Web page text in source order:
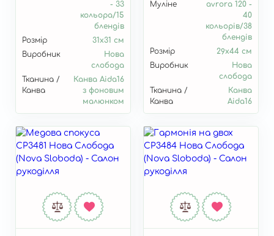
- 33
кольора/15
блендів
Розмір
31х31 см
Виробник
Нова
слобода
Тканина /
Канва
Канва Aida16
з фоновим
малюнком
Муліне
avrora 120 -
40
кольорів/38
блендів
Розмір
29х44 см
Виробник
Нова
слобода
Тканина /
Канва
Канва
Aida16